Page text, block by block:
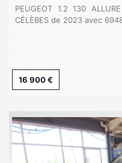
PEUGEOT 1.2 130
CÉLÈBES de 2023 avec
16 900 €